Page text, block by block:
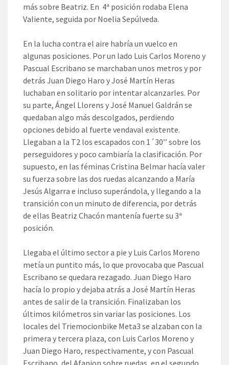
más sobre Beatriz. En 4ª posición rodaba Elena
Valiente, seguida por Noelia Sepúlveda.
En la lucha contra el aire habría un vuelco en
algunas posiciones. Por un lado Luis Carlos Moreno y
Pascual Escribano se marchaban unos metros y por
detrás Juan Diego Haro y José Martín Heras
luchaban en solitario por intentar alcanzarles. Por
su parte, Ángel Llorens y José Manuel Galdrán se
quedaban algo más descolgados, perdiendo
opciones debido al fuerte vendaval existente.
Llegaban a la T2 los escapados con 1´30’’ sobre los
perseguidores y poco cambiaría la clasificación. Por
supuesto, en las féminas Cristina Belmar hacía valer
su fuerza sobre las dos ruedas alcanzando a María
Jesús Algarra e incluso superándola, y llegando a la
transición con un minuto de diferencia, por detrás
de ellas Beatriz Chacón mantenía fuerte su 3ª
posición.
Llegaba el último sector a pie y Luis Carlos Moreno
metía un puntito más, lo que provocaba que Pascual
Escribano se quedara rezagado. Juan Diego Haro
hacía lo propio y dejaba atrás a José Martín Heras
antes de salir de la transición. Finalizaban los
últimos kilómetros sin variar las posiciones. Los
locales del Triemocionbike Meta3 se alzaban con la
primera y tercera plaza, con Luis Carlos Moreno y
Juan Diego Haro, respectivamente, y con Pascual
Escribano, del Afanion sobre ruedas, en el segundo